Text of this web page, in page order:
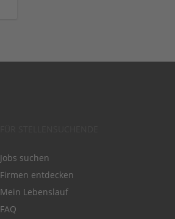
Jobs suchen
Firmen entdecken
Mein Lebenslauf
FAQ